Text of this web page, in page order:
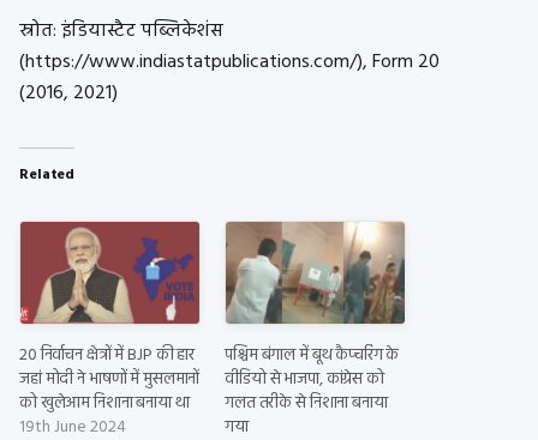
स्रोत: इंडियास्टैट पब्लिकेशंस
(https://www.indiastatpublications.com/), Form 20
(2016, 2021)
Related
20 निर्वाचन क्षेत्रों में BJP की हार
जहां मोदी ने भाषणों में मुसलमानों
को खुलेआम निशाना बनाया था
19th June 2024
पश्चिम बंगाल में बूथ कैप्चरिंग के
वीडियो से भाजपा, कांग्रेस को
गलत तरीके से निशाना बनाया
गया